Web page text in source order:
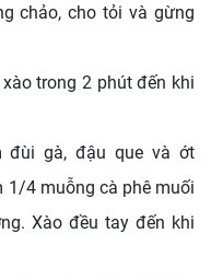
chảo, cho tỏi và gừng
trong 2 phút đến khi
đùi gà, đậu que và ớt
1/4 muỗng cà phê muối
Xào đều tay đến khi